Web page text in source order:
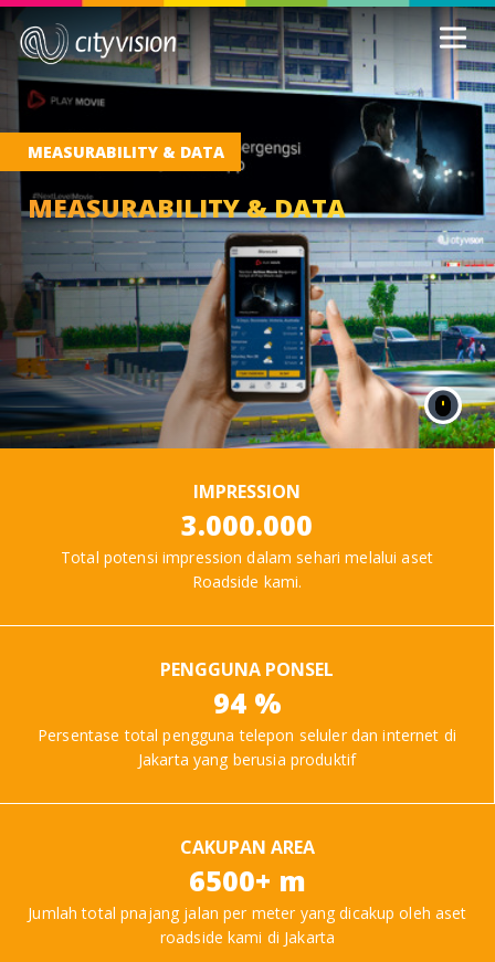
MEASURABILITY & DATA
MEASURABILITY & DATA
IMPRESSION
3.000.000
Total potensi impression dalam sehari melalui aset
Roadside kami.
PENGGUNA PONSEL
94 %
Persentase total pengguna telepon seluler dan internet di
Jakarta yang berusia produktif
CAKUPAN AREA
6500+ m
Jumlah total pnajang jalan per meter yang dicakup oleh aset
roadside kami di Jakarta